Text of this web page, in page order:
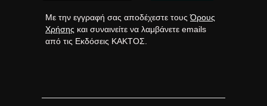
Με την εγγραφή σας αποδέχεστε τουςΌρους
Χρήσης και συναινείτε να λαμβάνετε emails
από τις Εκδόσεις ΚΑΚΤΟΣ.